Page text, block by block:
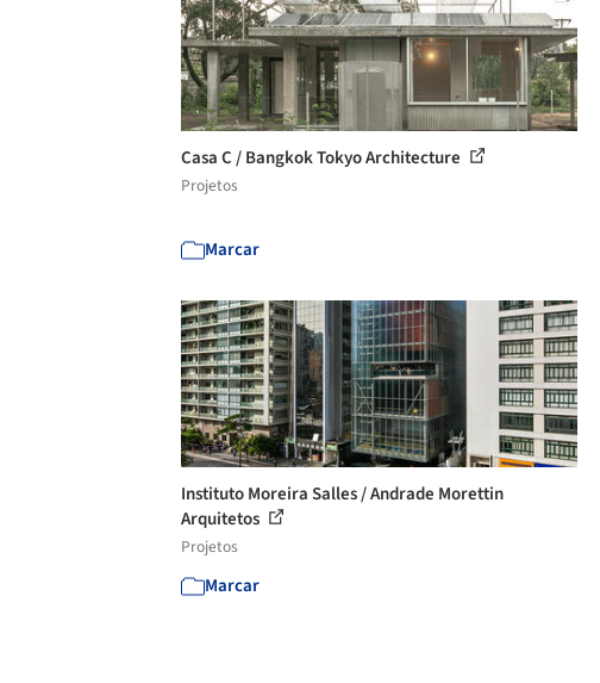
Casa C / Bangkok Tokyo Architecture
Projetos
Marcar
Instituto Moreira Salles / Andrade Morettin
Arquitetos
Projetos
Marcar